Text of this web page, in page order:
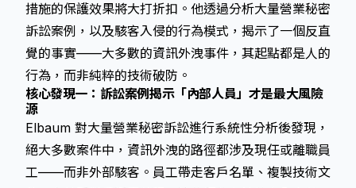
措施的保護效果將大打折扣。他透過分析大量營業秘密
訴訟案例，以及駭客入侵的行為模式，揭示了一個反直
覺的事實——大多數的資訊外洩事件，其起點都是人的
行為，而非純粹的技術破防。
核心發現一：訴訟案例揭示「內部人員」才是最大風險
源
Elbaum 對大量營業秘密訴訟進行系統性分析後發現，
絕大多數案件中，資訊外洩的路徑都涉及現任或離職員
工——而非外部駭客。員工帶走客戶名單、複製技術文